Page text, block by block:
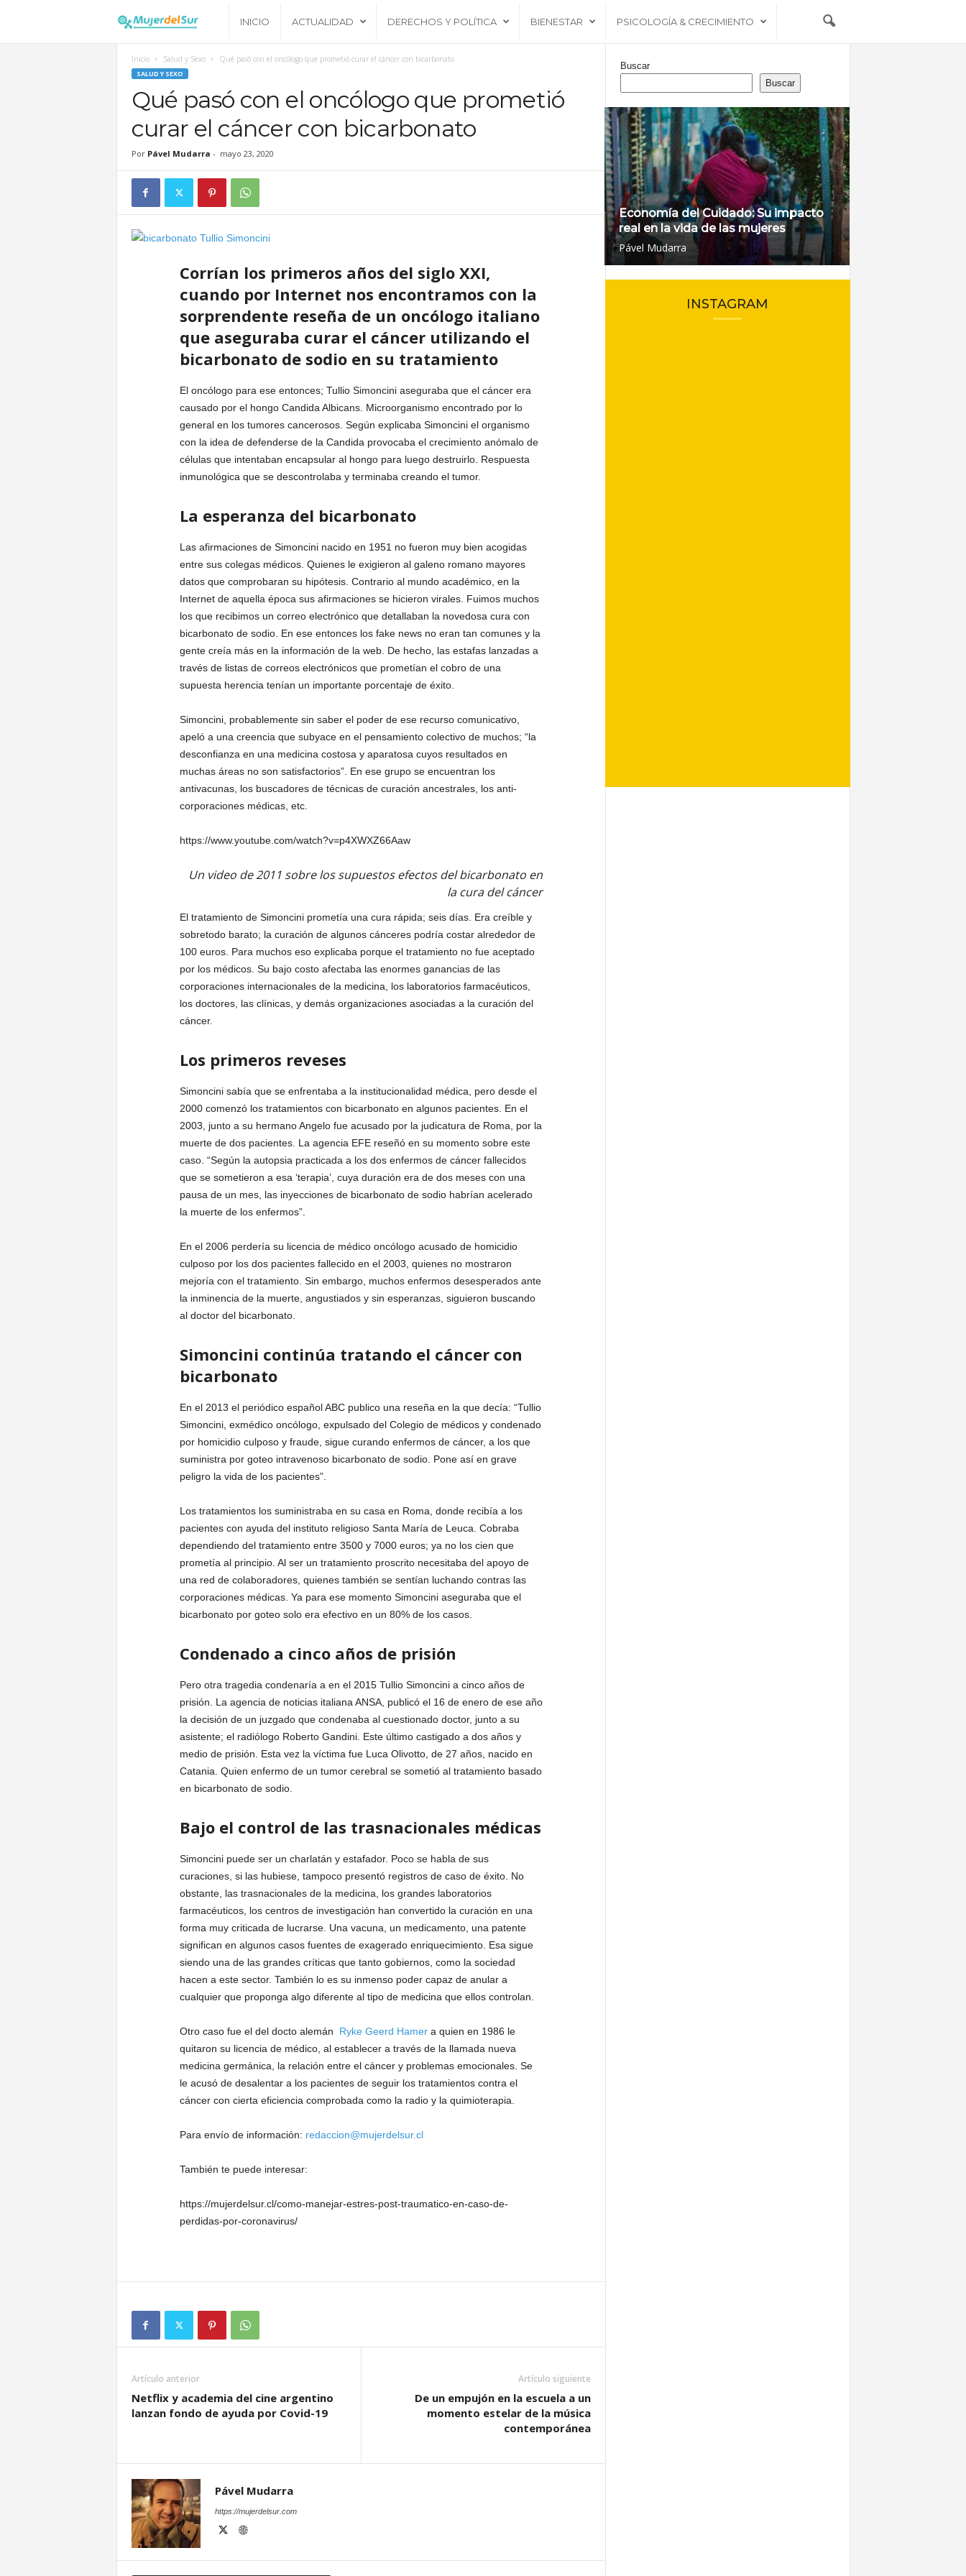
j
e
e
l
u
INICIO ACTUALIDAD DERECHOS Y POLÍTICA BIENESTAR PSICOLOGÍA & CRECIMIENTO
Inicio Salud y Sexo Qué pasó con el oncólogo que prometió curar el cáncer con bicarbonato
SALUD Y SEXO
Qué pasó con el oncólogo que prometió
curar el cáncer con bicarbonato
Por Pável Mudarra - mayo 23, 2020
Corrían los primeros años del siglo XXI,
cuando por Internet nos encontramos con la
sorprendente reseña de un oncólogo italiano
que aseguraba curar el cáncer utilizando el
bicarbonato de sodio en su tratamiento
El oncólogo para ese entonces; Tullio Simoncini aseguraba que el cáncer era
causado por el hongo Candida Albicans. Microorganismo encontrado por lo
general en los tumores cancerosos. Según explicaba Simoncini el organismo
con la idea de defenderse de la Candida provocaba el crecimiento anómalo de
células que intentaban encapsular al hongo para luego destruirlo. Respuesta
inmunológica que se descontrolaba y terminaba creando el tumor.
La esperanza del bicarbonato
Las afirmaciones de Simoncini nacido en 1951 no fueron muy bien acogidas
entre sus colegas médicos. Quienes le exigieron al galeno romano mayores
datos que comprobaran su hipótesis. Contrario al mundo académico, en la
Internet de aquella época sus afirmaciones se hicieron virales. Fuimos muchos
los que recibimos un correo electrónico que detallaban la novedosa cura con
bicarbonato de sodio. En ese entonces los fake news no eran tan comunes y la
gente creía más en la información de la web. De hecho, las estafas lanzadas a
través de listas de correos electrónicos que prometían el cobro de una
supuesta herencia tenían un importante porcentaje de éxito.
Simoncini, probablemente sin saber el poder de ese recurso comunicativo,
apeló a una creencia que subyace en el pensamiento colectivo de muchos; “la
desconfianza en una medicina costosa y aparatosa cuyos resultados en
muchas áreas no son satisfactorios”. En ese grupo se encuentran los
antivacunas, los buscadores de técnicas de curación ancestrales, los anti-
corporaciones médicas, etc.
https://www.youtube.com/watch?v=p4XWXZ66Aaw
Un video de 2011 sobre los supuestos efectos del bicarbonato en
la cura del cáncer
El tratamiento de Simoncini prometía una cura rápida; seis días. Era creíble y
sobretodo barato; la curación de algunos cánceres podría costar alrededor de
100 euros. Para muchos eso explicaba porque el tratamiento no fue aceptado
por los médicos. Su bajo costo afectaba las enormes ganancias de las
corporaciones internacionales de la medicina, los laboratorios farmacéuticos,
los doctores, las clínicas, y demás organizaciones asociadas a la curación del
cáncer.
Los primeros reveses
Simoncini sabía que se enfrentaba a la institucionalidad médica, pero desde el
2000 comenzó los tratamientos con bicarbonato en algunos pacientes. En el
2003, junto a su hermano Angelo fue acusado por la judicatura de Roma, por la
muerte de dos pacientes. La agencia EFE reseñó en su momento sobre este
caso. “Según la autopsia practicada a los dos enfermos de cáncer fallecidos
que se sometieron a esa ‘terapia’, cuya duración era de dos meses con una
pausa de un mes, las inyecciones de bicarbonato de sodio habrían acelerado
la muerte de los enfermos”.
En el 2006 perdería su licencia de médico oncólogo acusado de homicidio
culposo por los dos pacientes fallecido en el 2003, quienes no mostraron
mejoría con el tratamiento. Sin embargo, muchos enfermos desesperados ante
la inminencia de la muerte, angustiados y sin esperanzas, siguieron buscando
al doctor del bicarbonato.
Simoncini continúa tratando el cáncer con
bicarbonato
En el 2013 el periódico español ABC publico una reseña en la que decía: “Tullio
Simoncini, exmédico oncólogo, expulsado del Colegio de médicos y condenado
por homicidio culposo y fraude, sigue curando enfermos de cáncer, a los que
suministra por goteo intravenoso bicarbonato de sodio. Pone así en grave
peligro la vida de los pacientes”.
Los tratamientos los suministraba en su casa en Roma, donde recibía a los
pacientes con ayuda del instituto religioso Santa María de Leuca. Cobraba
dependiendo del tratamiento entre 3500 y 7000 euros; ya no los cien que
prometía al principio. Al ser un tratamiento proscrito necesitaba del apoyo de
una red de colaboradores, quienes también se sentían luchando contras las
corporaciones médicas. Ya para ese momento Simoncini aseguraba que el
bicarbonato por goteo solo era efectivo en un 80% de los casos.
Condenado a cinco años de prisión
Pero otra tragedia condenaría a en el 2015 Tullio Simoncini a cinco años de
prisión. La agencia de noticias italiana ANSA, publicó el 16 de enero de ese año
la decisión de un juzgado que condenaba al cuestionado doctor, junto a su
asistente; el radiólogo Roberto Gandini. Este último castigado a dos años y
medio de prisión. Esta vez la víctima fue Luca Olivotto, de 27 años, nacido en
Catania. Quien enfermo de un tumor cerebral se sometió al tratamiento basado
en bicarbonato de sodio.
Bajo el control de las trasnacionales médicas
Simoncini puede ser un charlatán y estafador. Poco se habla de sus
curaciones, si las hubiese, tampoco presentó registros de caso de éxito. No
obstante, las trasnacionales de la medicina, los grandes laboratorios
farmacéuticos, los centros de investigación han convertido la curación en una
forma muy criticada de lucrarse. Una vacuna, un medicamento, una patente
significan en algunos casos fuentes de exagerado enriquecimiento. Esa sigue
siendo una de las grandes críticas que tanto gobiernos, como la sociedad
hacen a este sector. También lo es su inmenso poder capaz de anular a
cualquier que proponga algo diferente al tipo de medicina que ellos controlan.
Otro caso fue el del docto alemán Ryke Geerd Hamera quien en 1986 le
quitaron su licencia de médico, al establecer a través de la llamada nueva
medicina germánica, la relación entre el cáncer y problemas emocionales. Se
le acusó de desalentar a los pacientes de seguir los tratamientos contra el
cáncer con cierta eficiencia comprobada como la radio y la quimioterapia.
Para envío de información: redaccion@mujerdelsur.cl
También te puede interesar:
https://mujerdelsur.cl/como-manejar-estres-post-traumatico-en-caso-de-
perdidas-por-coronavirus/
Artículo anterior
Netflix y academia del cine argentino
lanzan fondo de ayuda por Covid-19
Artículo siguiente
De un empujón en la escuela a un
momento estelar de la música
contemporánea
Pável Mudarra
https://mujerdelsur.com
Buscar
Buscar
Economía del Cuidado: Su impacto
real en la vida de las mujeres
Pável Mudarra
INSTAGRAM